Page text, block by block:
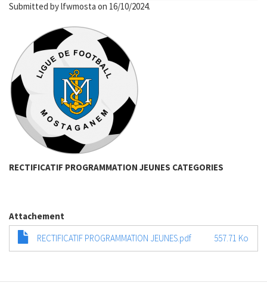
Submitted bylfwmosta on 16/10/2024.
RECTIFICATIF PROGRAMMATION JEUNES CATEGORIES
Attachement
RECTIFICATIF PROGRAMMATION JEUNES.pdf
557.71 Ko